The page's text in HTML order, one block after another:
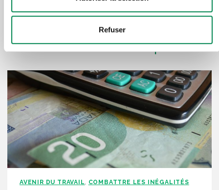
Refuser
Lire plus d'articles sous la
même thématique
AVENIR DU TRAVAIL COMBATTRE LES INÉGALITÉS